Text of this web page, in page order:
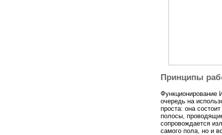
Принципы
Функционирование
очередь на
проста: она
полосы,
сопровождается
самого пола, но и